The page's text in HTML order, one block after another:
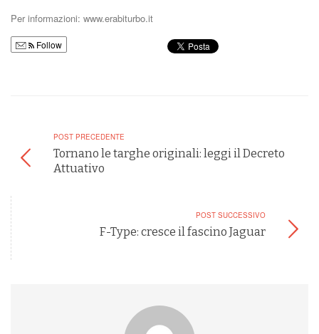
Per informazioni: www.erabiturbo.it
Follow
POST PRECEDENTE
Tornano le targhe originali: leggi il Decreto
Attuativo
POST SUCCESSIVO
F-Type: cresce il fascino Jaguar